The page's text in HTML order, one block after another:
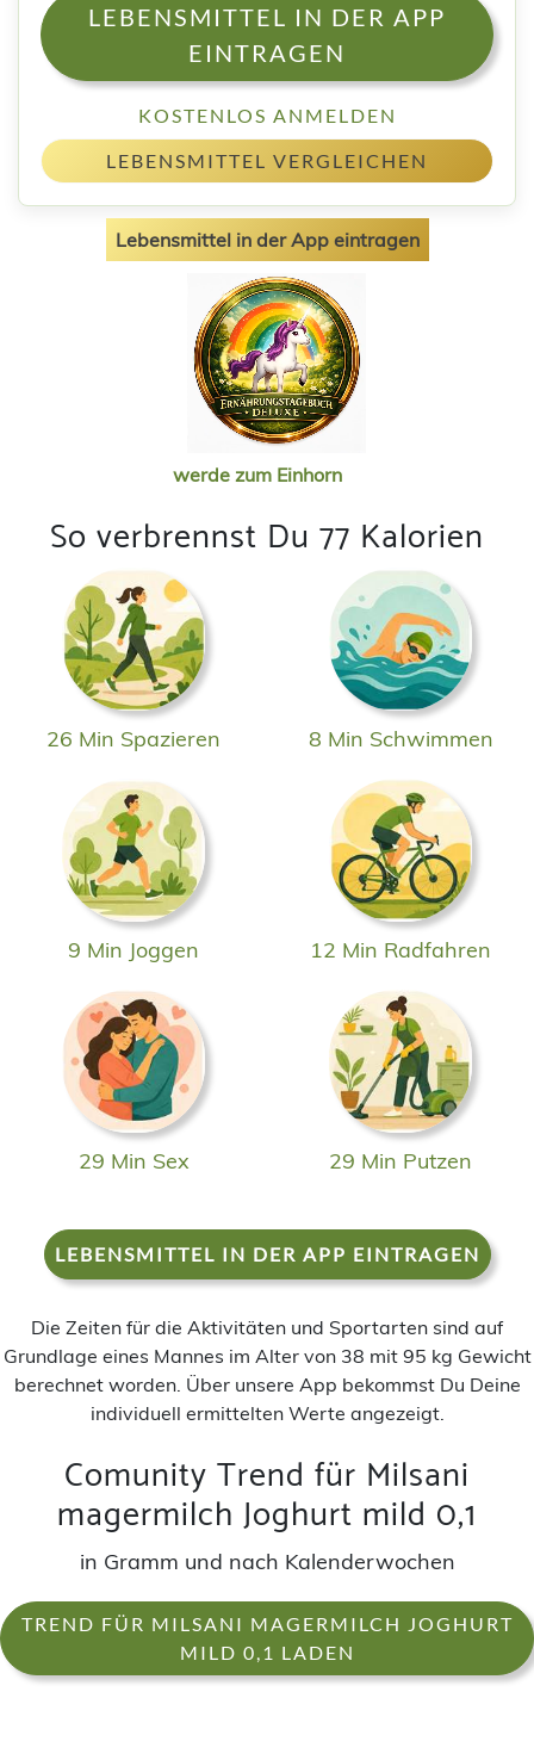
LEBENSMITTEL IN DER APP
EINTRAGEN
KOSTENLOS ANMELDEN
LEBENSMITTEL VERGLEICHEN
Lebensmittel in der App eintragen
werde zum Einhorn
So verbrennst Du 77 Kalorien
26 Min Spazieren 8 Min Schwimmen
9 Min Joggen 12 Min Radfahren
29 Min Sex 29 Min Putzen
LEBENSMITTEL IN DER APP EINTRAGEN
Die Zeiten für die Aktivitäten und Sportarten sind auf
Grundlage eines Mannes im Alter von 38 mit 95 kg Gewicht
berechnet worden. Über unsere App bekommst Du Deine
individuell ermittelten Werte angezeigt.
Comunity Trend für Milsani
magermilch Joghurt mild 0,1
in Gramm und nach Kalenderwochen
TREND FÜR MILSANI MAGERMILCH JOGHURT
MILD 0,1 LADEN